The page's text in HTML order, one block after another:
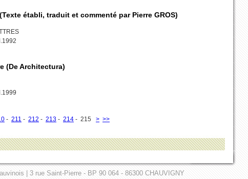
établi, traduit et commenté par Pierre GROS)
(De Architectura)
- 211 - 212 - 213 - 214 - 215 > >>
| 3 rue Saint-Pierre - BP 90 064 - 86300 CHAUVIGNY